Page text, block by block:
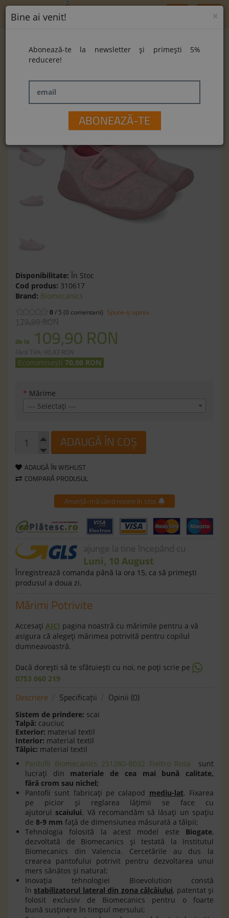
Home Pantofi Biomecanics 251280-B032 Fieltro Rosa
Pantofi Biomecanics 251280-B032 Fieltro
Disponibilitate: În Stoc
Cod produs: 310617
Brand: Biomecanics
0/ 5 (0 comentarii) Spune-ţi opinia
179,90 RON
de la 109,90 RON
Fără TVA: 90,83 RON
Economisești 70,00 RON
* Mărime
--- Selectaţi ---
ADAUGĂ ÎN COȘ
ADAUGĂ ÎN WISHLIST
COMPARĂ PRODUSUL
Anunță-mă când revine în stoc
ajunge la tine începând cu
Luni, 10 August
Înregistrează comanda până la ora 15, ca să primeşti
produsul a doua zi.
Mărimi Potrivite
Accesaţi AICI pagina noastră cu mărimile pentru a vă
asigura că alegeţi mărimea potrivită pentru copilul
dumneavoastră.
Dacă doreşti să te sfătuieşti cu noi, ne poţi scrie pe
0753 060 219
Descriere Specificaţii Opinii (0)
Sistem de prindere: scai
Talpă: cauciuc
Exterior: material textil
Interior: material textil
Tălpic: material textil
Pantofii Biomecanics 251280-B032 Fieltro Rosa sunt
lucraţi din materiale de cea mai bună calitate,
fără crom sau nichel;
Pantofii sunt fabricaţi pe calapod mediu-lat. Fixarea
pe picior şi reglarea lăţimii se face cu
ajutorul scaiului. Vă recomandăm să lăsaţi un spaţiu
de 8-9 mm faţă de dimensiunea măsurată a tălpii;
Tehnologia folosită la acest model este Biogate,
dezvoltată de Biomecanics şi testată la Institutul
Biomecanics din Valencia. Cercetările au dus la
crearea pantofului potrivit pentru dezvoltarea unui
mers sănătos şi natural;
Inovaţia tehnologiei Bioevolution constă
în stabilizatorul lateral din zona călcâiului, patentat şi
folosit exclusiv de Biomecanics pentru o foarte
bună susţinere în timpul mersului;
×
Bine ai venit!
Abonează-te la newsletter și primești 5%
reducere!
email
ABONEAZĂ-TE